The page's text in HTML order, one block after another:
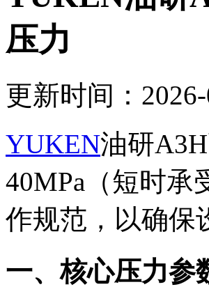
压力
更新时间：
YUKEN油研
‌40MPa‌（短时承
作规范，以确保
一、核心压力参